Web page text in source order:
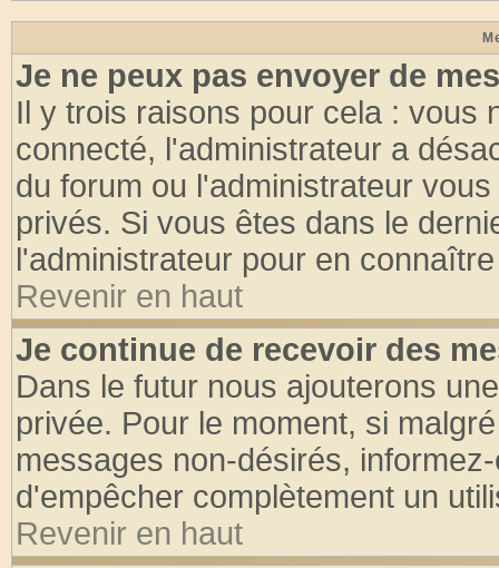
Je ne peux pas envoyer de
Il y trois raisons pour cela : vous
connecté, l'administrateur a
du forum ou l'administrateur
privés. Si vous êtes dans le
l'administrateur pour en
Revenir en haut
Je continue de recevoir des
Dans le futur nous ajouterons
privée. Pour le moment, si
messages non-désirés,
d'empêcher complètement un
Revenir en haut